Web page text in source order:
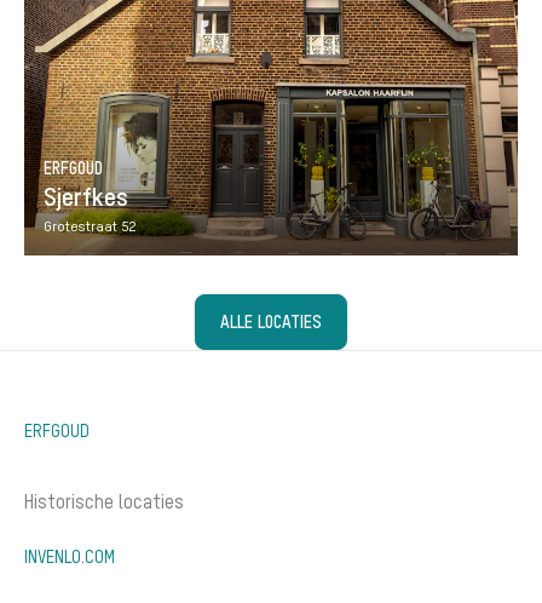
ERFGOUD
Sjerfkes
Grotestraat 52
ALLE LOCATIES
ERFGOUD
Historische locaties
INVENLO.COM